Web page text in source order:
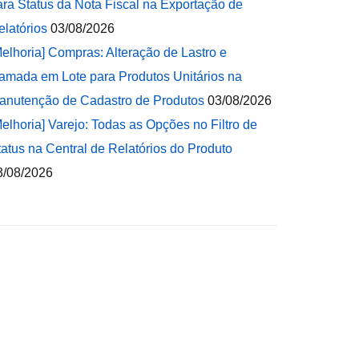
Status da Nota Fiscal na Exportação de
03/08/2026
Compras: Alteração de Lastro e
em Lote para Produtos Unitários na
de Cadastro de Produtos 03/08/2026
Varejo: Todas as Opções no Filtro de
na Central de Relatórios do Produto
08/2026